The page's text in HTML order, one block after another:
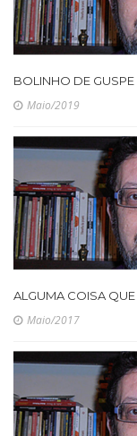
BOLINHO DE GUSPE
Maio/2019
ALGUMA COISA
Maio/2017